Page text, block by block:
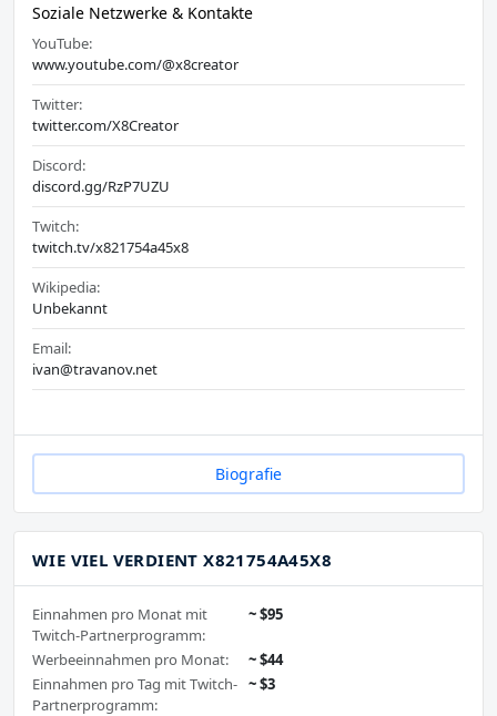
Soziale Netzwerke & Kontakte
YouTube:
www.youtube.com/@x8creator
Twitter:
twitter.com/X8Creator
Discord:
discord.gg/RzP7UZU
Twitch:
twitch.tv/x821754a45x8
Wikipedia:
Unbekannt
Email:
ivan@travanov.net
Biografie
WIE VIEL VERDIENT X821754A45X8
Einnahmen pro Monat mit
Twitch-Partnerprogramm:
~ $95
Werbeeinnahmen pro Monat:
~ $44
Einnahmen pro Tag mit Twitch-
Partnerprogramm:
~ $3